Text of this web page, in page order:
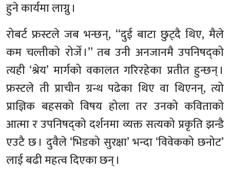
हुने कार्यमा लाग्नु ।
रोबर्ट फ्रस्टले जब भन्छन्, “दुई बाटा छुट्दै थिए, मैले
कम चल्तीको रोजेँ ।” तब उनी अनजानमै उपनिषद्को
त्यही ‘श्रेय’ मार्गको वकालत गरिरहेका प्रतीत हुन्छन् ।
फ्रस्टले ती प्राचीन ग्रन्थ पढेका थिए वा थिएनन्, त्यो
प्राज्ञिक बहसको विषय होला तर उनको कविताको
आत्मा र उपनिषद्को दर्शनमा व्यक्त सत्यको प्रकृति झन्डै
एउटै छ । दुवैले ‘भिडको सुरक्षा’ भन्दा ‘विवेकको छनोट’
लाई बढी महत्व दिएका छन् ।